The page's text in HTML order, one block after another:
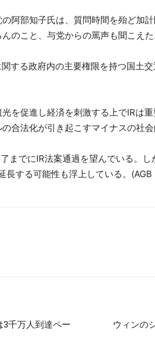
阿部知子氏は、質問時間を殆ど加
のこと、与党からの罵声も聞こえた
する政府内の主要権限を持つ国土
を促進し経済を刺激する上でIRは
合法化が引き起こすマイナスの社会
までにIR法案通過を望んでいる。
長する可能性も浮上している。
3千万人到達ペー
ウィンの